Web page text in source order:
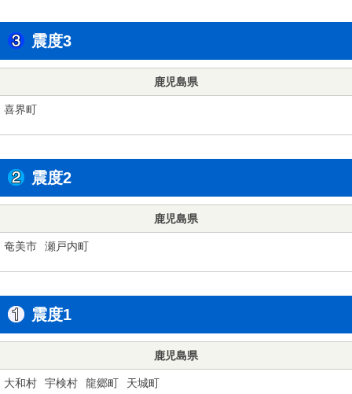
震度3
鹿児島県
喜界町
震度2
鹿児島県
奄美市 瀬戸内町
震度1
鹿児島県
大和村 宇検村 龍郷町 天城町